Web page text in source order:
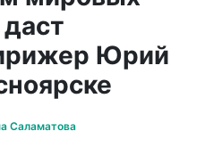
Юрий
Саламатова